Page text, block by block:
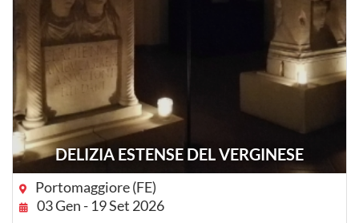
DELIZIA ESTENSE DEL VERGINESE
Portomaggiore (FE)
03 Gen - 19 Set 2026